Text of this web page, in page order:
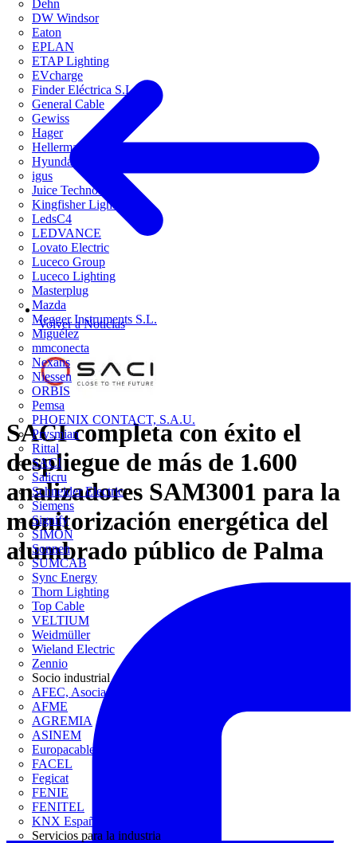
Dehn
DW Windsor
Eaton
EPLAN
ETAP Lighting
EVcharge
Finder Eléctrica S.L.U
General Cable
Gewiss
Hager
HellermannTyton
Hyundai Electric
igus
Juice Technology
Kingfisher Lighting
LedsC4
LEDVANCE
Lovato Electric
Luceco Group
Luceco Lighting
Masterplug
Mazda
Megger Instruments S.L.
Miguélez
mmconecta
Nexans
Niessen
ORBIS
Pemsa
PHOENIX CONTACT, S.A.U.
Prysmian
Rittal
SACI
Salicru
Schneider Electric
Siemens
Signify
SIMON
Sonnen
SUMCAB
Sync Energy
Thorn Lighting
Top Cable
VELTIUM
Weidmüller
Wieland Electric
Zennio
Socio industrial
AFEC, Asociación de Fabricantes de Equipos de Climatización
AFME
AGREMIA
ASINEM
Europacable
FACEL
Fegicat
FENIE
FENITEL
KNX España
Servicios para la industria
Volver a Noticias
SACI completa con éxito el
despliegue de más de 1.600
analizadores SAM3001 para la
monitorización energética del
alumbrado público de Palma